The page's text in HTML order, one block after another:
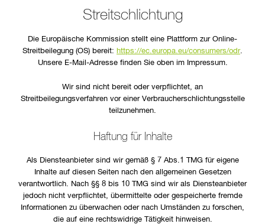
Streitschlichtung
Die Europäische Kommission stellt eine Plattform zur Online-
Streitbeilegung (OS) bereit: https://ec.europa.eu/consumers/odr.
Unsere E-Mail-Adresse finden Sie oben im Impressum.
Wir sind nicht bereit oder verpflichtet, an
Streitbeilegungsverfahren vor einer Verbraucherschlichtungsstelle
teilzunehmen.
Haftung für Inhalte
Als Diensteanbieter sind wir gemäß § 7 Abs.1 TMG für eigene
Inhalte auf diesen Seiten nach den allgemeinen Gesetzen
verantwortlich. Nach §§ 8 bis 10 TMG sind wir als Diensteanbieter
jedoch nicht verpflichtet, übermittelte oder gespeicherte fremde
Informationen zu überwachen oder nach Umständen zu forschen,
die auf eine rechtswidrige Tätigkeit hinweisen.